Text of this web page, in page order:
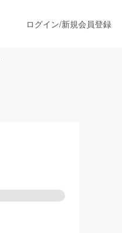
ログイン/新規会員登録